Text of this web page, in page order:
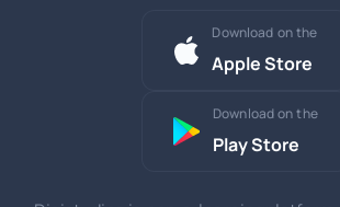
Download on the
Apple Store
Download on the
Play Store